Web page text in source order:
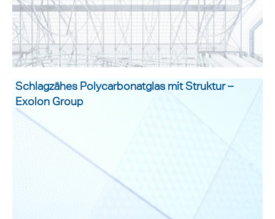
Schlagzähes Polycarbonatglas mit Struktur –
Exolon Group